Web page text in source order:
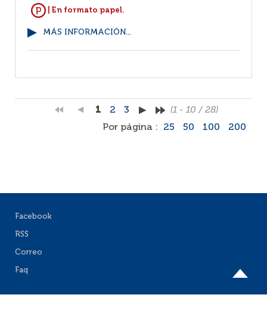
| En formato papel.
MÁS INFORMACIÓN...
1 2 3
(1 - 10 / 28)
Por página :
25 50 100 200
Facebook
RSS
Correo
Faq